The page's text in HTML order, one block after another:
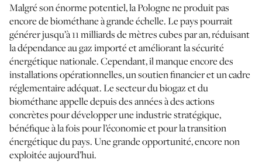
netzerotube
Malgré son énorme potentiel, la Pologne ne produit pas
encore de biométhane à grande échelle. Le pays pourrait
générer jusqu’à 11 milliards de mètres cubes par an, réduisant
la dépendance au gaz importé et améliorant la sécurité
énergétique nationale. Cependant, il manque encore des
installations opérationnelles, un soutien financier et un cadre
réglementaire adéquat. Le secteur du biogaz et du
biométhane appelle depuis des années à des actions
concrètes pour développer une industrie stratégique,
bénéfique à la fois pour l’économie et pour la transition
énergétique du pays. Une grande opportunité, encore non
exploitée aujourd’hui.